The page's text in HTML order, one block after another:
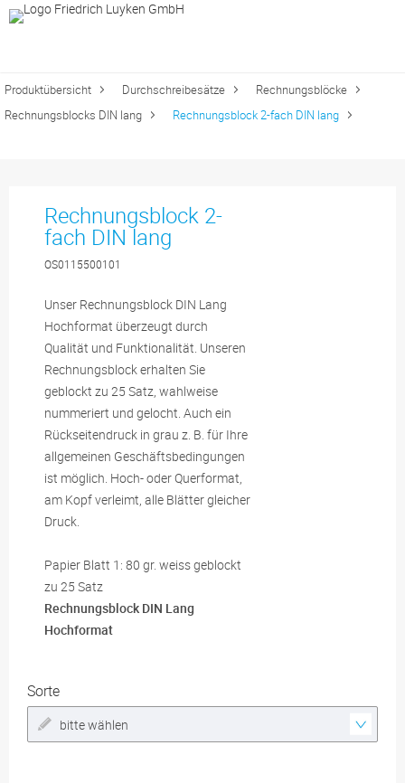
Produktübersicht Durchschreibesätze
Rechnungsblöcke
Rechnungsblocks DIN lang
Rechnungsblock 2-fach DIN lang
Rechnungsblock 2-
fach DIN lang
OS0115500101
Unser Rechnungsblock DIN Lang
Hochformat überzeugt durch
Qualität und Funktionalität. Unseren
Rechnungsblock erhalten Sie
geblockt zu 25 Satz, wahlweise
nummeriert und gelocht. Auch ein
Rückseitendruck in grau z. B. für Ihre
allgemeinen Geschäftsbedingungen
ist möglich. Hoch- oder Querformat,
am Kopf verleimt, alle Blätter gleicher
Druck.
Papier Blatt 1: 80 gr. weiss geblockt
zu 25 Satz
Rechnungsblock DIN Lang
Hochformat
Sorte
bitte wählen